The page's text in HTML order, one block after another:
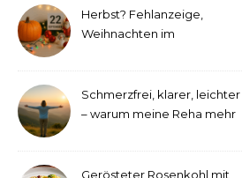
Herbst? Fehlanzeige,
Weihnachten im
Schmerzfrei, klarer, leichter
– warum meine Reha mehr
Gerösteter Rosenkohl mit